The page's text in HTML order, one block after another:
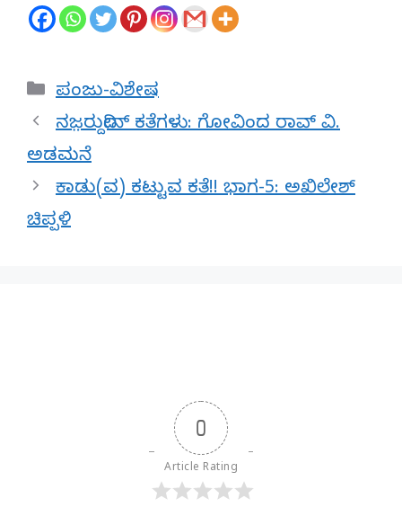
Categories
ಪಂಜು-ವಿಶೇಷ
ನಜ಼ರುದ್ದೀನ್‌ ಕತೆಗಳು: ಗೋವಿಂದ ರಾವ್ ವಿ.
ಅಡಮನೆ
ಕಾಡು(ವ) ಕಟ್ಟುವ ಕತೆ!! ಭಾಗ-5: ಅಖಿಲೇಶ್
ಚಿಪ್ಪಳಿ
0
Article Rating